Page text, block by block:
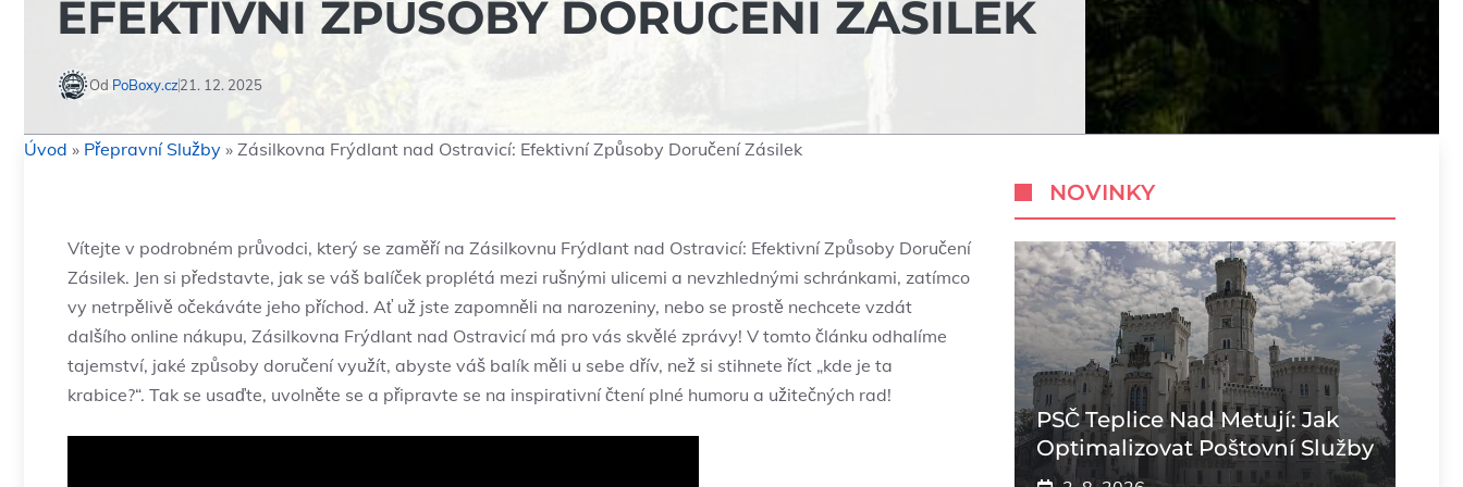
EFEKTIVNÍ ZPŮSOBY DORUČENÍ ZÁSILEK
Od PoBoxy.cz21. 12. 2025
Úvod » Přepravní Služby » Zásilkovna Frýdlant nad Ostravicí: Efektivní Způsoby Doručení Zásilek
Vítejte v podrobném průvodci, který se zaměří na Zásilkovnu Frýdlant nad Ostravicí: Efektivní Způsoby Doručení
Zásilek. Jen si představte, jak se váš balíček proplétá mezi rušnými ulicemi a nevzhlednými schránkami, zatímco
vy netrpělivě očekáváte jeho příchod. Ať už jste zapomněli na narozeniny, nebo se prostě nechcete vzdát
dalšího online nákupu, Zásilkovna Frýdlant nad Ostravicí má pro vás skvělé zprávy! V tomto článku odhalíme
tajemství, jaké způsoby doručení využít, abyste váš balík měli u sebe dřív, než si stihnete říct „kde je ta
krabice?“. Tak se usaďte, uvolněte se a připravte se na inspirativní čtení plné humoru a užitečných rad!
NOVINKY
PSČ Teplice Nad Metují: Jak
Optimalizovat Poštovní Služby